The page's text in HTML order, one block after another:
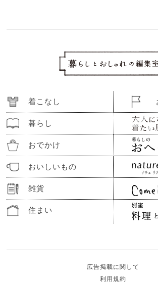
着こなし
暮らし
おでかけ
おいしいもの
雑貨
住まい
広告掲載に関して
利用規約